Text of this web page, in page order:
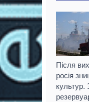
Після
росія